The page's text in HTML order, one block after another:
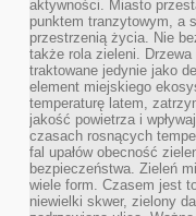
aktywności. Miasto
punktem tranzytowym, a
przestrzenią życia. Nie
także rola zieleni.
traktowane jedynie jako
element miejskiego
temperaturę latem,
jakość powietrza i
czasach rosnących
fal upałów obecność
bezpieczeństwa. Zieleń
wiele form. Czasem jest
niewielki skwer, zielony